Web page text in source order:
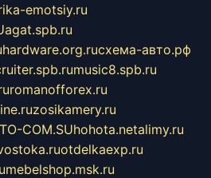
emotsiy.ru
agat.spb.ru
hardware.org.ruсхема-авто.рф
music8.spb.ru
romanofforex.ru
zosikamery.ru
COM.SUhohota.netalimy.ru
otdelkaexp.ru
mebelshop.msk.ru